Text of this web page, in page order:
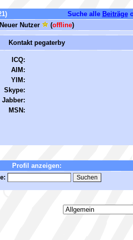
Suche alle Beiträge
Neuer Nutzer
(offline)
Kontakt pegaterby
ICQ:
AIM:
YIM:
Skype:
Jabber:
MSN:
Profil anzeigen: